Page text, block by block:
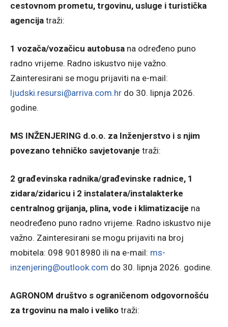
cestovnom prometu, trgovinu, usluge i turistička
agencija traži:
1 vozača/vozačicu autobusa na određeno puno
radno vrijeme. Radno iskustvo nije važno.
Zainteresirani se mogu prijaviti na e-mail:
ljudski.resursi@arriva.com.hr do 30. lipnja 2026.
godine.
MS INŽENJERING d.o.o. za Inženjerstvo i s njim
povezano tehničko savjetovanje traži:
2 građevinska radnika/građevinske radnice, 1
zidara/zidaricu i 2 instalatera/instalakterke
centralnog grijanja, plina, vode i klimatizacije na
neodređeno puno radno vrijeme. Radno iskustvo nije
važno. Zainteresirani se mogu prijaviti na broj
mobitela: 098 9018980 ili na e-mail: ms-
inzenjering@outlook.com do 30. lipnja 2026. godine.
AGRONOM društvo s ograničenom odgovornošću
za trgovinu na malo i veliko traži: